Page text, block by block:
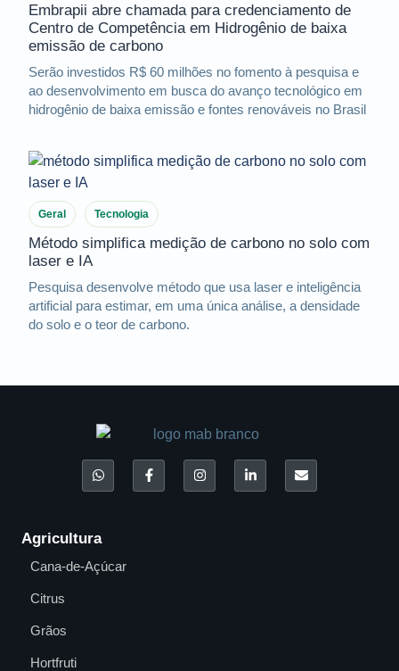
Embrapii abre chamada para credenciamento de
Centro de Competência em Hidrogênio de baixa
emissão de carbono
Serão investidos R$ 60 milhões no fomento à pesquisa e
ao desenvolvimento em busca do avanço tecnológico em
hidrogênio de baixa emissão e fontes renováveis no Brasil
Geral Tecnologia
Método simplifica medição de carbono no solo com
laser e IA
Pesquisa desenvolve método que usa laser e inteligência
artificial para estimar, em uma única análise, a densidade
do solo e o teor de carbono.
Agricultura
Cana-de-Açúcar
Citrus
Grãos
Hortfruti